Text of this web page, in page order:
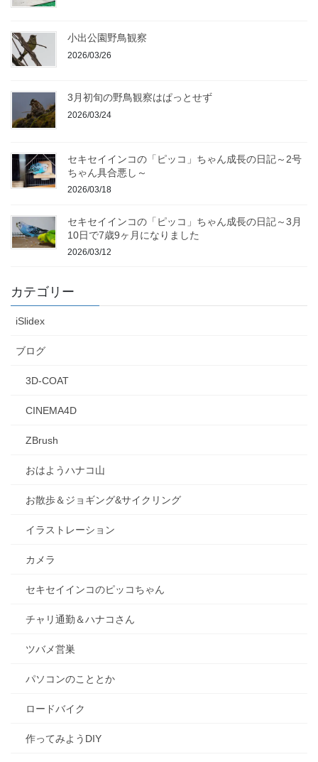
小出公園野鳥観察
2026/03/26
3月初旬の野鳥観察はぱっとせず
2026/03/24
セキセイインコの「ピッコ」ちゃん成長の日記～2号
ちゃん具合悪し～
2026/03/18
セキセイインコの「ピッコ」ちゃん成長の日記～3月
10日で7歳9ヶ月になりました
2026/03/12
カテゴリー
iSlidex
ブログ
3D-COAT
CINEMA4D
ZBrush
おはようハナコ山
お散歩＆ジョギング&サイクリング
イラストレーション
カメラ
セキセイインコのピッコちゃん
チャリ通勤＆ハナコさん
ツバメ営巣
パソコンのこととか
ロードバイク
作ってみようDIY